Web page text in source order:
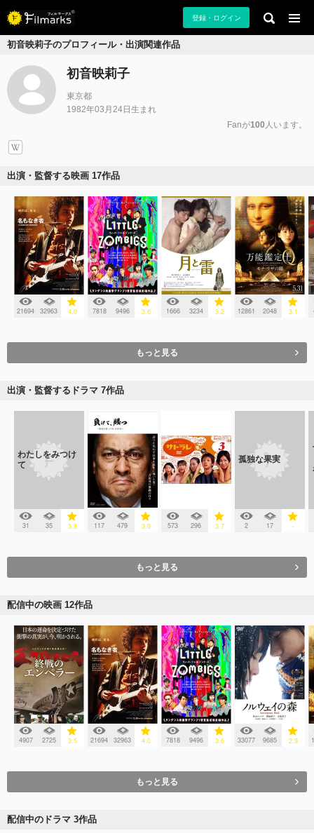
登録・ログイン
初音映莉子のプロフィール・出演関連作品
初音映莉子
東京都
1982年03月24日生まれ
Fanが100 人います。
出演・監督する映画 17作品
21694 32963 4.0 7818 9496 3.6 1666 3234 3.2 12861 2048 3.1
もっと見る
出演・監督するドラマ 7作品
わたしをみつけ
て
31 35 3.8 117 479 3.9 573 296 3.7
孤独な果実
2 17 -
もっと見る
配信中の映画 12作品
4907 2725 3.5 21694 32963 4.0 7818 9496 3.6 33077 9685 2.9
もっと見る
配信中のドラマ 3作品